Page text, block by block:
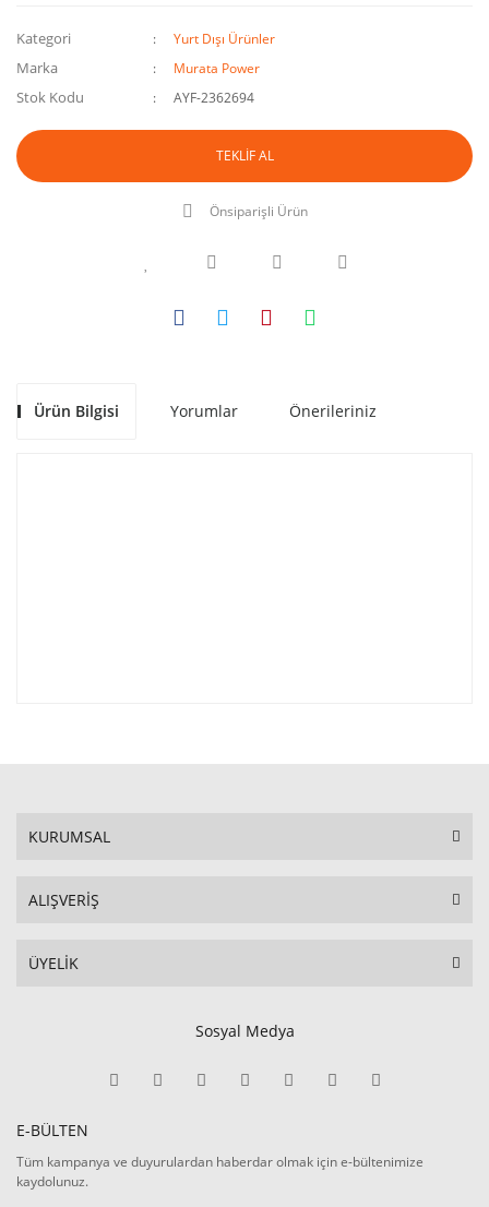
Kategori Yurt Dışı Ürünler
Marka Murata Power
Stok Kodu AYF-2362694
TEKLİF AL
Önsiparişli Ürün
Ürün Bilgisi Yorumlar Önerileriniz
KURUMSAL
ALIŞVERİŞ
ÜYELİK
Sosyal Medya
E-BÜLTEN
Tüm kampanya ve duyurulardan haberdar olmak için e-bültenimize
kaydolunuz.